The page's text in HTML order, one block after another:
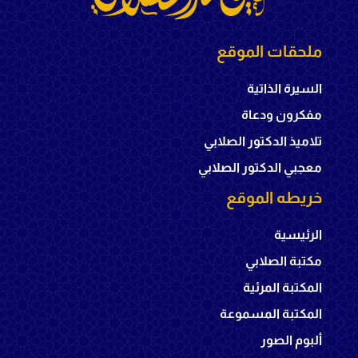
ملحقات الموقع
السيرة الذاتية
مفكرون ودعاة
تلاميذ الدكتور الصلابي
معجبي الدكتور الصلابي
خريطه الموقع
الرئيسية
مكتبة الصلابي
المكتبة المرئية
المكتبة المسموعة
ألبوم الصور